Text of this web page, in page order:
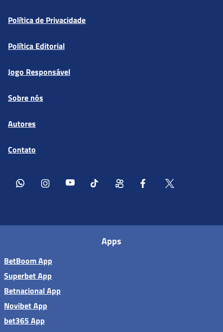
Política de Privacidade
Política Editorial
Jogo Responsável
Sobre nós
Autores
Contato
Apps
BetBoom App
Superbet App
Betnacional App
Novibet App
bet365 App